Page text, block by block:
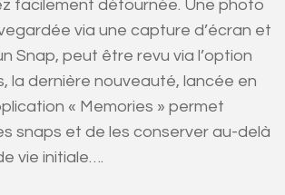
facilement détournée. Une photo
via une capture d’écran et
Snap, peut être revu via l’option
la dernière nouveauté, lancée en
« Memories » permet
snaps et de les conserver au-delà
vie initiale….